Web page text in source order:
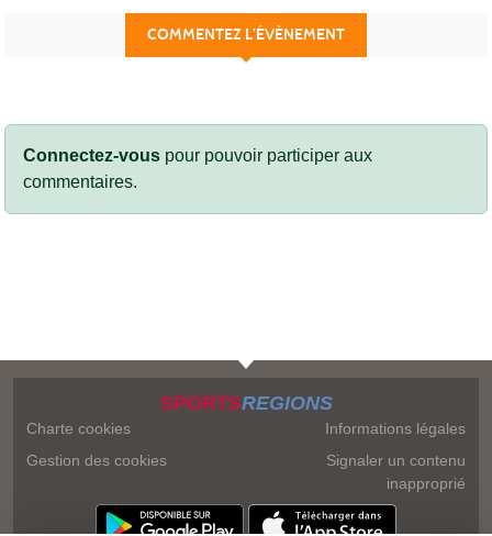
COMMENTEZ L’ÉVÈNEMENT
Connectez-vous pour pouvoir participer aux
commentaires.
SPORTSREGIONS
Charte cookies
Gestion des cookies
Informations légales
Signaler un contenu
inapproprié